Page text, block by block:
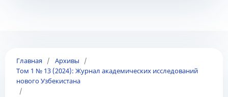
Главная / Архивы
/
Том 1 № 13 (2024): Журнал академических исследований
нового Узбекистана
/